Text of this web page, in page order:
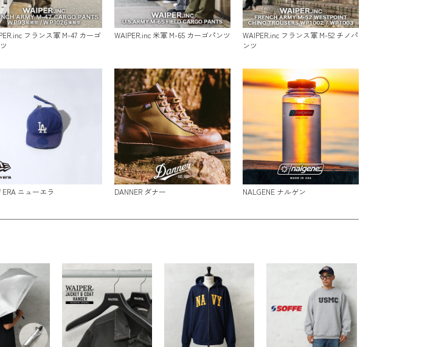
フランス軍 M-47 カーゴ
WAIPER.inc 米軍 M-65 カーゴパンツ
WAIPER.inc フランス軍 M-52 チノパ
ンツ
ERA ニューエラ DANNER ダナー NALGENE ナルゲン